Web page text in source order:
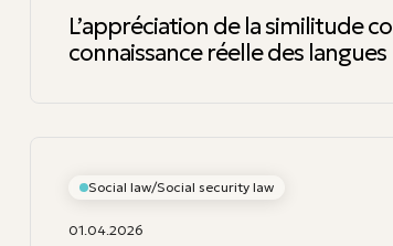
L’appréciation de la similitude
connaissance réelle des langues
Social law/Social security law
01.04.2026